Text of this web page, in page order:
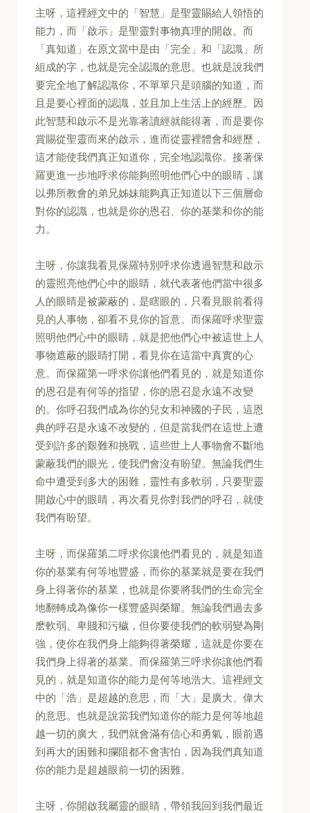
主呀，這裡經文中的「智慧」是聖靈賜給人領悟的
能力，而「啟示」是聖靈對事物真理的開啟。而
「真知道」在原文當中是由「完全」和「認識」所
組成的字，也就是完全認識的意思。也就是說我們
要完全地了解認識你，不單單只是頭腦的知道，而
且是要心裡面的認識，並且加上生活上的經歷。因
此智慧和啟示不是光靠著讀經就能得著，而是要你
賞賜從聖靈而來的啟示，進而從靈裡體會和經歷，
這才能使我們真正知道你，完全地認識你。接著保
羅更進一步地呼求你能夠照明他們心中的眼睛，讓
以弗所教會的弟兄姊妹能夠真正知道以下三個層命
對你的認識，也就是你的恩召、你的基業和你的能
力。
主呀，你讓我看見保羅特別呼求你透過智慧和啟示
的靈照亮他們心中的眼睛，就代表著他們當中很多
人的眼睛是被蒙蔽的，是瞎眼的，只看見眼前看得
見的人事物，卻看不見你的旨意。而保羅呼求聖靈
照明他們心中的眼睛，就是把他們心中被這世上人
事物遮蔽的眼睛打開，看見你在這當中真實的心
意。而保羅第一呼求你讓他們看見的，就是知道你
的恩召是有何等的指望，你的恩召是永遠不改變
的。你呼召我們成為你的兒女和神國的子民，這恩
典的呼召是永遠不改變的，但是當我們在這世上遭
受到許多的艱難和挑戰，這些世上人事物會不斷地
蒙蔽我們的眼光，使我們會沒有盼望。無論我們生
命中遭受到多大的困難，靈性有多軟弱，只要聖靈
開啟心中的眼睛，再次看見你對我們的呼召，就使
我們有盼望。
主呀，而保羅第二呼求你讓他們看見的，就是知道
你的基業有何等地豐盛，而你的基業就是要在我們
身上得著你的基業，也就是你要將我們的生命完全
地翻轉成為像你一樣豐盛與榮耀。無論我們過去多
麽軟弱、卑賤和污穢，但你要使我們的軟弱變為剛
強，使你在我們身上能夠得著榮耀，這就是你要在
我們身上得著的基業。而保羅第三呼求你讓他們看
見的，就是知道你的能力是何等地浩大。這裡經文
中的「浩」是超越的意思，而「大」是廣大、偉大
的意思。也就是說當我們知道你的能力是何等地超
越一切的廣大，我們就會滿有信心和勇氣，眼前遇
到再大的困難和攔阻都不會害怕，因為我們真知道
你的能力是超越眼前一切的困難。
主呀，你開啟我屬靈的眼睛，帶領我回到我們最近